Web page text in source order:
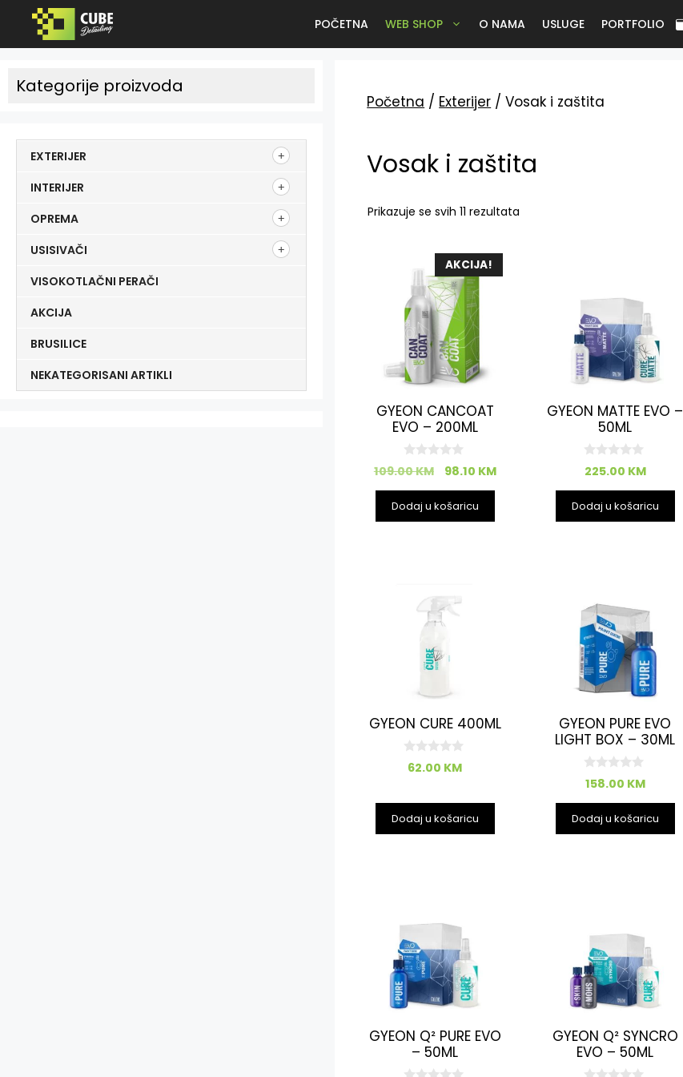
POČETNA WEB SHOP O NAMA USLUGE PORTFOLIO
Početna / Exterijer / Vosak i zaštita
Vosak i zaštita
Prikazuje se svih 11 rezultata
AKCIJA!
GYEON CANCOAT
EVO – 200ML
0
o
d
109.00KM 98.10 KM
Dodaj u košaricu
GYEON MATTE EVO –
50ML
0
o
d
225.00 KM
Dodaj u košaricu
GYEON CURE 400ML
0
o62.00 KM
Dodaj u košaricu
GYEON PURE EVO
LIGHT BOX – 30ML
0
o
d
158.00 KM
Dodaj u košaricu
GYEON Q² PURE EVO
– 50ML
GYEON Q² SYNCRO
EVO – 50ML
Kategorije proizvoda
EXTERIJER
INTERIJER
OPREMA
USISIVAČI
VISOKOTLAČNI PERAČI
AKCIJA
BRUSILICE
NEKATEGORISANI ARTIKLI